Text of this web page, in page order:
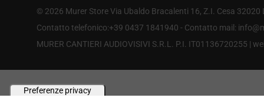
© 2026 Murer Store Via Ubaldo Bracalenti 16, Z.I. Cesa
Contatto telefonico:+39 0437 1841940 - Contatto mail:
MURER CANTIERI AUDIOVISIVI S.R.L. P.I. IT01136720255 |